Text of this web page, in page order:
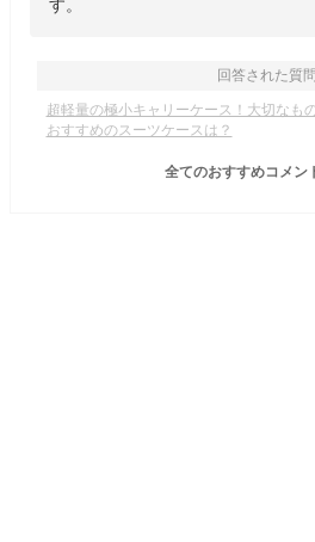
す。
回答された質問
超軽量の極小キャリーケース！大切なも
おすすめのスーツケースは？
全てのおすすめコメン